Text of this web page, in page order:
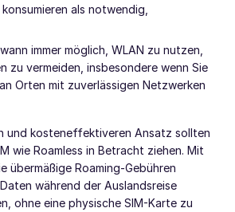
als notwendig,
immer möglich, WLAN zu nutzen,
zu vermeiden, insbesondere wenn Sie
Orten mit zuverlässigen Netzwerken
und kosteneffektiveren Ansatz sollten
wie Roamless in Betracht ziehen. Mit
übermäßige Roaming-Gebühren
während der Auslandsreise
ohne eine physische SIM-Karte zu